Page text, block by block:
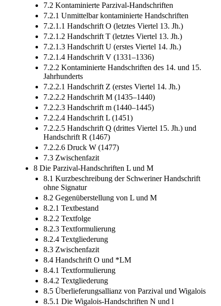
7.2 Kontaminierte Parzival-Handschriften
7.2.1 Unmittelbar kontaminierte Handschriften
7.2.1.1 Handschrift O (letztes Viertel 13. Jh.)
7.2.1.2 Handschrift T (letztes Viertel 13. Jh.)
7.2.1.3 Handschrift U (erstes Viertel 14. Jh.)
7.2.1.4 Handschrift V (1331–1336)
7.2.2 Kontaminierte Handschriften des 14. und 15.
Jahrhunderts
7.2.2.1 Handschrift Z (erstes Viertel 14. Jh.)
7.2.2.2 Handschrift M (1435–1440)
7.2.2.3 Handschrift m (1440–1445)
7.2.2.4 Handschrift L (1451)
7.2.2.5 Handschrift Q (drittes Viertel 15. Jh.) und
Handschrift R (1467)
7.2.2.6 Druck W (1477)
7.3 Zwischenfazit
8 Die Parzival-Handschriften L und M
8.1 Kurzbeschreibung der Schweriner Handschrift
ohne Signatur
8.2 Gegenüberstellung von L und M
8.2.1 Textbestand
8.2.2 Textfolge
8.2.3 Textformulierung
8.2.4 Textgliederung
8.3 Zwischenfazit
8.4 Handschrift O und *LM
8.4.1 Textformulierung
8.4.2 Textgliederung
8.5 Überlieferungsallianz von Parzival und Wigalois
8.5.1 Die Wigalois-Handschriften N und l